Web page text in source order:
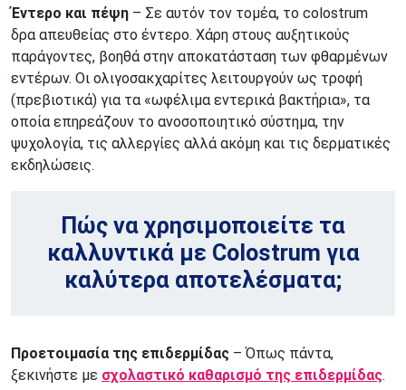
Έντερο και πέψη – Σε αυτόν τον τομέα, το colostrum
δρα απευθείας στο έντερο. Χάρη στους αυξητικούς
παράγοντες, βοηθά στην αποκατάσταση των φθαρμένων
εντέρων. Οι ολιγοσακχαρίτες λειτουργούν ως τροφή
(πρεβιοτικά) για τα «ωφέλιμα εντερικά βακτήρια», τα
οποία επηρεάζουν το ανοσοποιητικό σύστημα, την
ψυχολογία, τις αλλεργίες αλλά ακόμη και τις δερματικές
εκδηλώσεις.
Πώς να χρησιμοποιείτε τα
καλλυντικά με Colostrum για
καλύτερα αποτελέσματα;
Προετοιμασία της επιδερμίδας – Όπως πάντα,
ξεκινήστε με σχολαστικό καθαρισμό της επιδερμίδας.